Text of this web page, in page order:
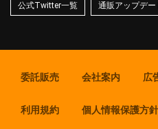
公式Twitter一覧 通販アップデー
委託販売 会社案内 広
利用規約 個人情報保護方針